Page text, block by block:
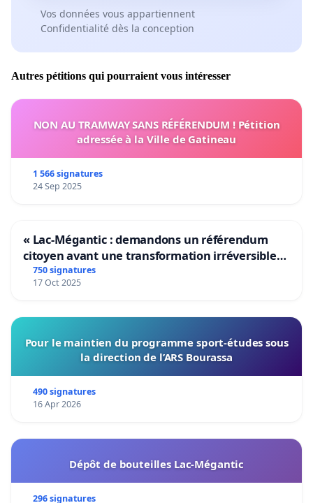
Vos données vous appartiennent
Confidentialité dès la conception
Autres pétitions qui pourraient vous intéresser
NON AU TRAMWAY SANS RÉFÉRENDUM ! Pétition
adressée à la Ville de Gatineau
1 566 signatures
24 Sep 2025
« Lac-Mégantic : demandons un référendum
citoyen avant une transformation irréversible
de notre territoire »
750 signatures
17 Oct 2025
Pour le maintien du programme sport-études sous
la direction de l’ARS Bourassa
490 signatures
16 Apr 2026
Dépôt de bouteilles Lac-Mégantic
296 signatures